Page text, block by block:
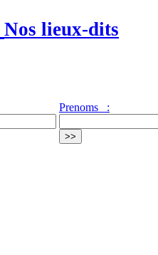
Nos lieux-dits
Prenoms :